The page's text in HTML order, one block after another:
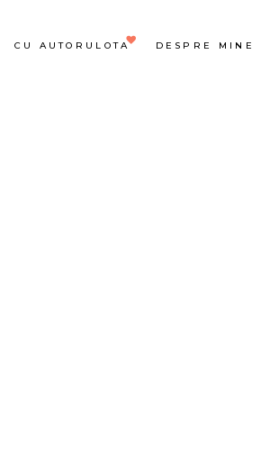
CU AUTORULOTA DESPRE MINE